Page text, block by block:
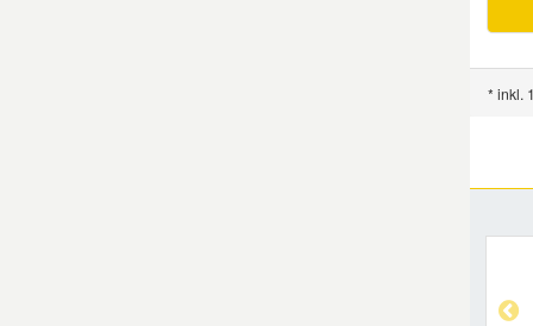
* inkl.